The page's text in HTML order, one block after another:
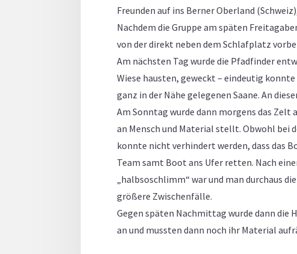
Freunden auf ins Berner Oberland
Nachdem die Gruppe am späten
von der direkt neben dem Schlafplatz
Am nächsten Tag wurde die Pfadfinder
Wiese hausten, geweckt – eindeutig
ganz in der Nähe gelegenen Saane. An
Am Sonntag wurde dann morgens das Zelt
an Mensch und Material stellt. Obwohl bei
konnte nicht verhindert werden, dass das
Team samt Boot ans Ufer retten. Nach
„halbsoschlimm“ war und man durchaus
größere Zwischenfälle.
Gegen späten Nachmittag wurde dann
an und mussten dann noch ihr Material